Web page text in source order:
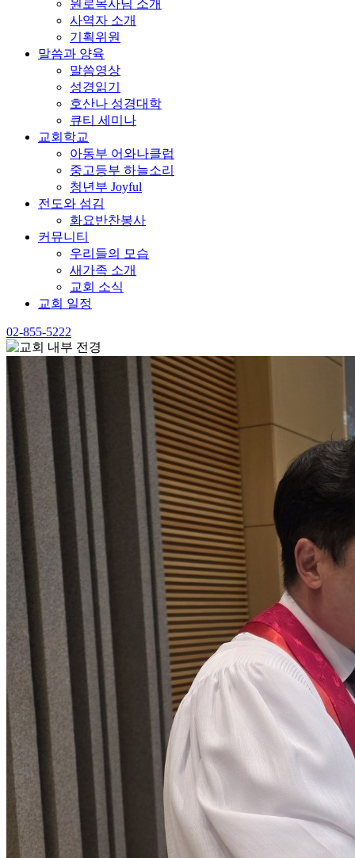
원로목사님 소개
사역자 소개
기획위원
말씀과 양육
말씀영상
성경읽기
호산나 성경대학
큐티 세미나
교회학교
아동부 어와나클럽
중고등부 하늘소리
청년부 Joyful
전도와 섬김
화요반찬봉사
커뮤니티
우리들의 모습
새가족 소개
교회 소식
교회 일정
02-855-5222